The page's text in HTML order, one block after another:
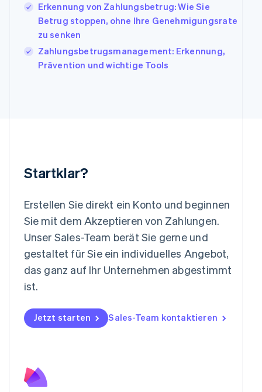
Erkennung von Zahlungsbetrug: Wie Sie
Betrug stoppen, ohne Ihre Genehmigungsrate
zu senken
Zahlungsbetrugsmanagement: Erkennung,
Prävention und wichtige Tools
Startklar?
Erstellen Sie direkt ein Konto und beginnen
Sie mit dem Akzeptieren von Zahlungen.
Unser Sales-Team berät Sie gerne und
gestaltet für Sie ein individuelles Angebot,
das ganz auf Ihr Unternehmen abgestimmt
ist.
Jetzt starten Sales-Team kontaktieren
Kroatien
EnglishItaliano
Lettland
Liechtenstein
DeutschEnglish
Mexiko
Neuseeland
English
Niederlande
Nederlands English
Norwegen
English
Österreich
Portugal
PortuguêsEnglish
Svenska
Schweiz